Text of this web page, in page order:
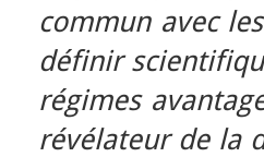
commun avec
définir
régimes
révélateur de la